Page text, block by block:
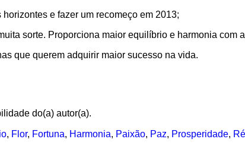
e fazer um recomeço em 2013;
sorte. Proporciona maior equilíbrio e harmonia com
que querem adquirir maior sucesso na vida.
do(a) autor(a).
, Flor, Fortuna, Harmonia, Paixão, Paz, Prosperidade,